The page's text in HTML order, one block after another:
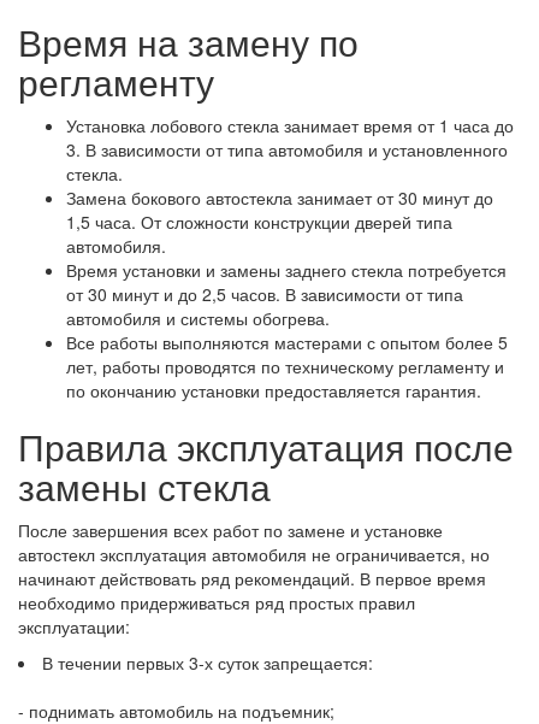
Время на замену по
регламенту
Установка лобового стекла занимает время от 1 часа до
3. В зависимости от типа автомобиля и установленного
стекла.
Замена бокового автостекла занимает от 30 минут до
1,5 часа. От сложности конструкции дверей типа
автомобиля.
Время установки и замены заднего стекла потребуется
от 30 минут и до 2,5 часов. В зависимости от типа
автомобиля и системы обогрева.
Все работы выполняются мастерами с опытом более 5
лет, работы проводятся по техническому регламенту и
по окончанию установки предоставляется гарантия.
Правила эксплуатация после
замены стекла
После завершения всех работ по замене и установке
автостекл эксплуатация автомобиля не ограничивается, но
начинают действовать ряд рекомендаций. В первое время
необходимо придерживаться ряд простых правил
эксплуатации:
В течении первых 3-х суток запрещается:
- поднимать автомобиль на подъемник;